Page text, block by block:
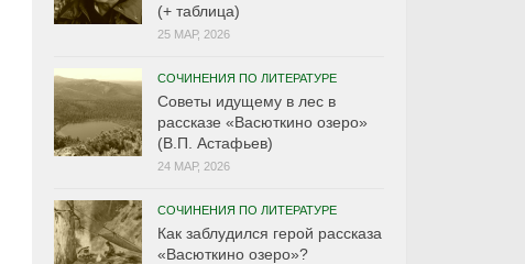
(+ таблица)
25 МАР, 2026
СОЧИНЕНИЯ ПО ЛИТЕРАТУРЕ
Советы идущему в лес в
рассказе «Васюткино озеро»
(В.П. Астафьев)
24 МАР, 2026
СОЧИНЕНИЯ ПО ЛИТЕРАТУРЕ
Как заблудился герой рассказа
«Васюткино озеро»?